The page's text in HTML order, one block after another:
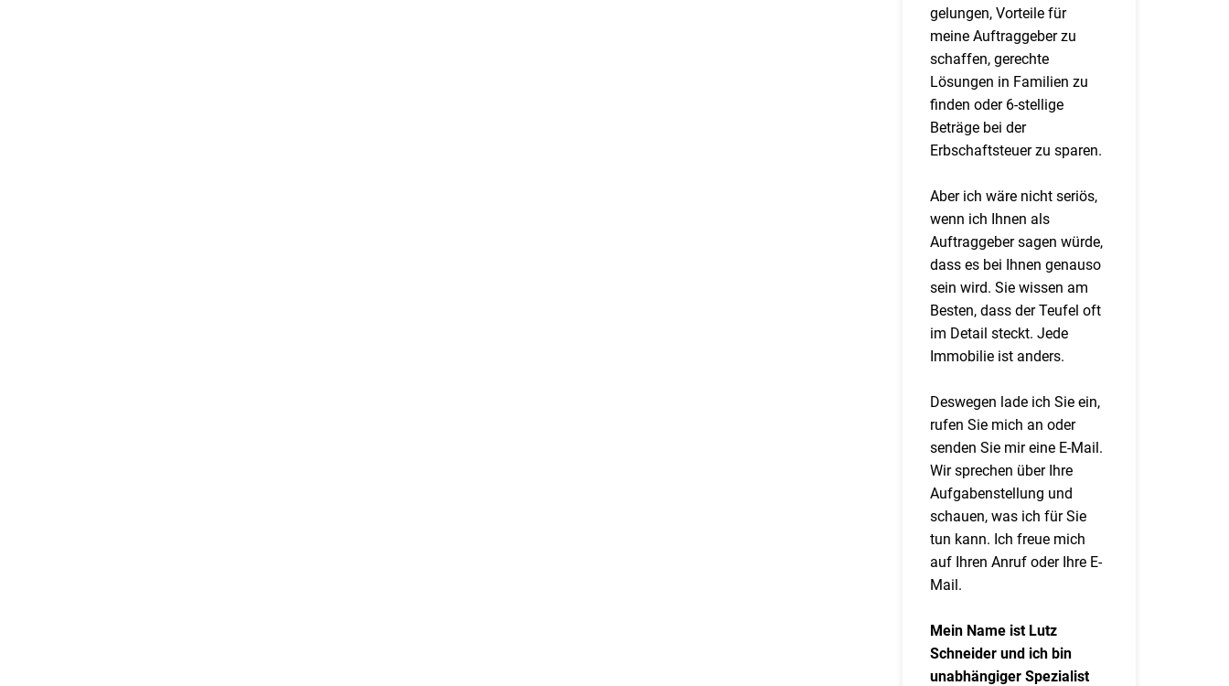
gelungen, Vorteile für
meine Auftraggeber zu
schaffen, gerechte
Lösungen in Familien zu
finden oder 6-stellige
Beträge bei der
Erbschaftsteuer zu sparen.
Aber ich wäre nicht seriös,
wenn ich Ihnen als
Auftraggeber sagen würde,
dass es bei Ihnen genauso
sein wird. Sie wissen am
Besten, dass der Teufel oft
im Detail steckt. Jede
Immobilie ist anders.
Deswegen lade ich Sie ein,
rufen Sie mich an oder
senden Sie mir eine E-Mail.
Wir sprechen über Ihre
Aufgabenstellung und
schauen, was ich für Sie
tun kann. Ich freue mich
auf Ihren Anruf oder Ihre E-
Mail.
Mein Name ist Lutz
Schneider und ich bin
unabhängiger Spezialist